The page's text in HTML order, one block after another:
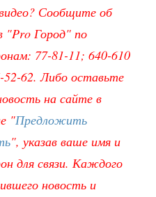
Сообщите об
"Pro Город" по
77-81-11; 640-610
52-62. Либо оставьте
на сайте в
"Предложить
", указав ваше имя и
для связи. Каждого
новость и